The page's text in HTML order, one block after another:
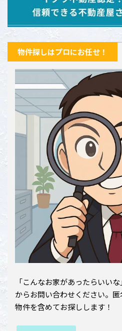
物件探しはプロにお任せ！
「こんなお家があったらいい
からお問い合わせください。
物件を含めてお探しします！